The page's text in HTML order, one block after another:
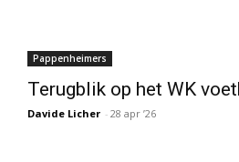
Pappenheimers
Terugblik op het WK
Davide Licher - 28 apr ’26